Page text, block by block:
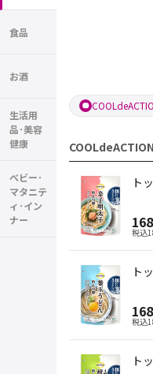
食品
お酒
生活用
品･美容
健康
ベビー･
マタニテ
ィ･イン
ナー
ト
168
税込
ト
168
税込
ト